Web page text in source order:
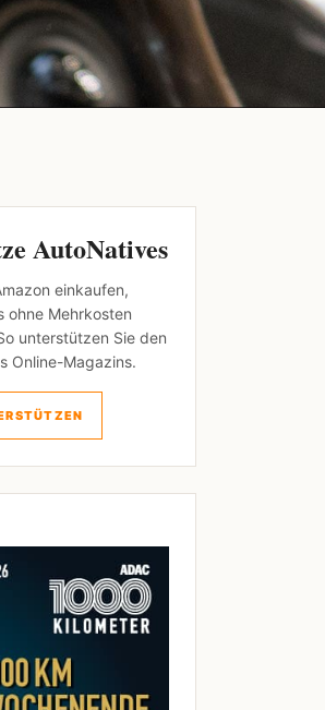
AutoNatives
einkaufen,
ohne Mehrkosten
unterstützen Sie den
Online-Magazins.